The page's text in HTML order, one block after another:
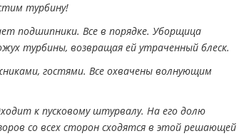
турбину!
подшипники. Все в порядке. Уборщица
турбины, возвращая ей утраченный блеск.
гостями. Все охвачены волнующим
к пусковому штурвалу. На его долю
со всех сторон сходятся в этой решающей